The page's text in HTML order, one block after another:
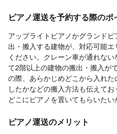
ピアノ運送を予約する際のポ
アップライトピアノかグランド
出・搬入する建物が、対応可能
ください。クレーン車が通れな
て2階以上の建物の搬出・搬入が
の際、あらかじめどこから入れ
したかなどの搬入方法も伝えて
どこにピアノを置いてもらいたい
ピアノ運送のメリット